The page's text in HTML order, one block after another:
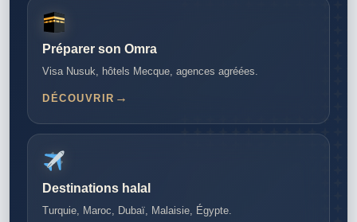
Préparer son Omra
Visa Nusuk, hôtels Mecque, agences agréées.
DÉCOUVRIR
Destinations halal
Turquie, Maroc, Dubaï, Malaisie, Égypte.